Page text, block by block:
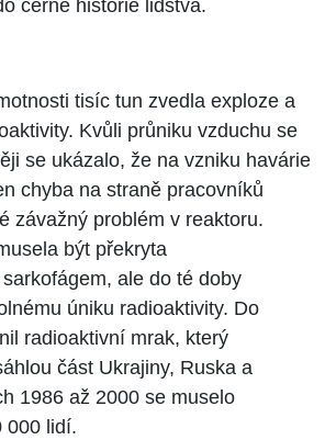
černé historie lidstva.
tisíc tun zvedla exploze a
Kvůli průniku vzduchu se
se ukázalo, že na vzniku havárie
chyba na straně pracovníků
závažný problém v reaktoru.
být překryta
ale do té doby
úniku radioaktivity. Do
radioaktivní mrak, který
část Ukrajiny, Ruska a
1986 až 2000 se muselo
000 lidí.